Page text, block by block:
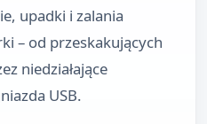
Powiększ
upadki i zalania
– od przeskakujących
niedziałające
USB.